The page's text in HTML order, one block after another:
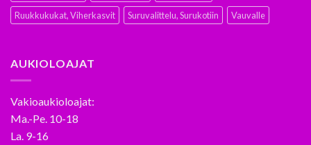
Ruukkukukat, Viherkasvit
Suruvalittelu, Surukotiin Vauvalle
AUKIOLOAJAT
Vakioaukioloajat:
Ma.-Pe. 10-18
La. 9-16